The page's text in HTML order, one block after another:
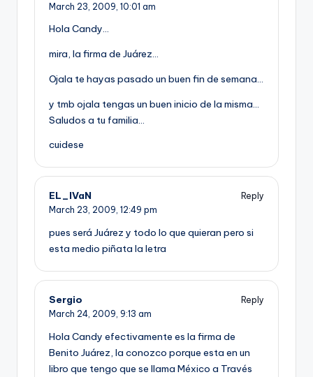
March 23, 2009, 10:01 am
Hola Candy…
mira, la firma de Juárez…
Ojala te hayas pasado un buen fin de semana…
y tmb ojala tengas un buen inicio de la misma…
Saludos a tu familia…
cuidese
EL_IVaN
Reply
March 23, 2009, 12:49 pm
pues será Juárez y todo lo que quieran pero si
esta medio piñata la letra
Sergio
Reply
March 24, 2009, 9:13 am
Hola Candy efectivamente es la firma de
Benito Juárez, la conozco porque esta en un
libro que tengo que se llama México a Través